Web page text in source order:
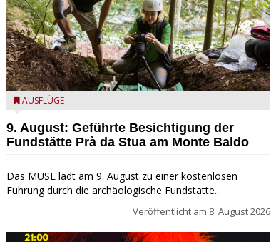
die archäologische Fundstätte Riparo Prà da Stua am
AUSFLÜGE
9. August: Geführte Besichtigung der
Fundstätte Prà da Stua am Monte Baldo
Das MUSE lädt am 9. August zu einer kostenlosen
Führung durch die archäologische Fundstätte...
Veröffentlicht am 8. August 2026